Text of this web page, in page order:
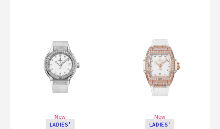
New
LADIES'
New
LADIES'